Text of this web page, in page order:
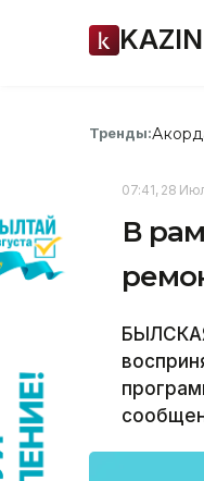
Тренды:
07:41, 28
В